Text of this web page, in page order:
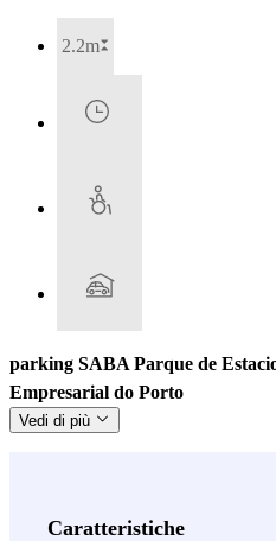
2.2m
parking SABA Parque de
Empresarial do Porto
Vedi di più
Caratteristiche